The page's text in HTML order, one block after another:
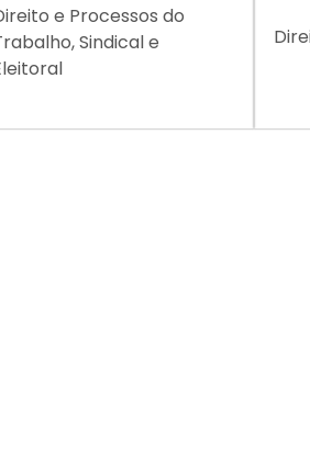
e Processos do
Sindical e